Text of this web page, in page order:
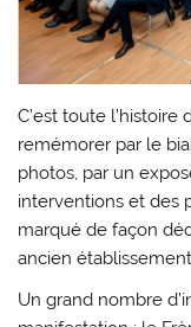
C’est toute l’histoire
remémorer par le
photos, par un
interventions et des
marqué de façon
ancien
Un grand nombre